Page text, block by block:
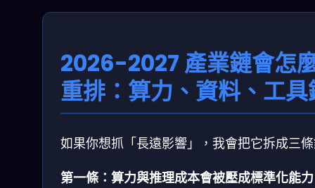
2026-2027 產業鏈會怎
重排：算力、資料、工具
如果你想抓「長遠影響」，我會把它拆成三
第一條：算力與推理成本會被壓成標準化能